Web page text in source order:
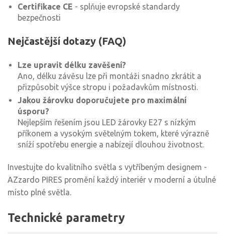
Certifikace CE - splňuje evropské standardy
bezpečnosti
Nejčastější dotazy (FAQ)
Lze upravit délku zavěšení?
Ano, délku závěsu lze při montáži snadno zkrátit a
přizpůsobit výšce stropu i požadavkům místnosti.
Jakou žárovku doporučujete pro maximální
úsporu?
Nejlepším řešením jsou LED žárovky E27 s nízkým
příkonem a vysokým světelným tokem, které výrazně
sníží spotřebu energie a nabízejí dlouhou životnost.
Investujte do kvalitního světla s vytříbeným designem -
AZzardo PIRES promění každý interiér v moderní a útulné
místo plné světla.
Technické parametry